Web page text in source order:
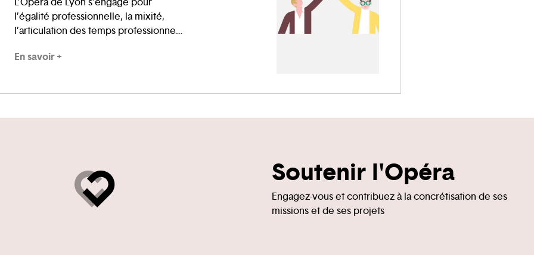
l’égalité professionnelle, la mixité,
l’articulation des temps professionnels
travail et les rémunérations. Il est aussi
En savoir +
Soutenir l'Opéra
Engagez-vous et contribuez à la concrétisation de ses
missions et de ses projets